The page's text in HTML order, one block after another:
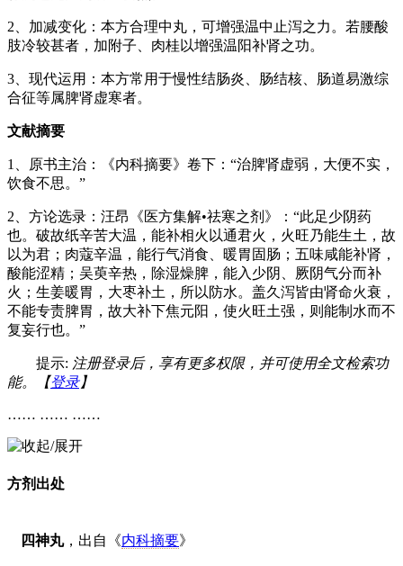
2、加减变化：本方合理中丸，可增强温中止泻之力。若腰酸
肢冷较甚者，加附子、肉桂以增强温阳补肾之功。
3、现代运用：本方常用于慢性结肠炎、肠结核、肠道易激综
合征等属脾肾虚寒者。
文献摘要
1、原书主治：《内科摘要》卷下：“治脾肾虚弱，大便不实，
饮食不思。”
2、方论选录：汪昂《医方集解•祛寒之剂》：“此足少阴药
也。破故纸辛苦大温，能补相火以通君火，火旺乃能生土，故
以为君；肉蔻辛温，能行气消食、暖胃固肠；五味咸能补肾，
酸能涩精；吴萸辛热，除湿燥脾，能入少阴、厥阴气分而补
火；生姜暖胃，大枣补土，所以防水。盖久泻皆由肾命火衰，
不能专责脾胃，故大补下焦元阳，使火旺土强，则能制水而不
复妄行也。”
提示: 注册登录后，享有更多权限，并可使用全文检索功
能。【登录】
…… …… ……
方剂出处
四神丸，出自《内科摘要》